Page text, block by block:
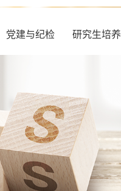
党建与纪检 研究生培养